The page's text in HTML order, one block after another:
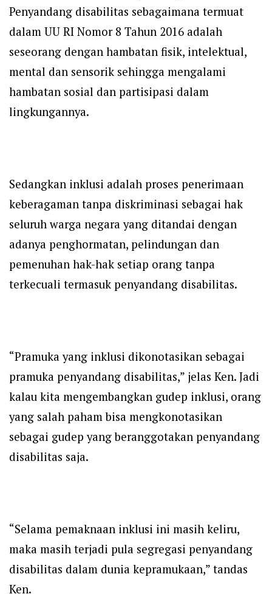
Penyandang disabilitas sebagaimana termuat
dalam UU RI Nomor 8 Tahun 2016 adalah
seseorang dengan hambatan fisik, intelektual,
mental dan sensorik sehingga mengalami
hambatan sosial dan partisipasi dalam
lingkungannya.
Sedangkan inklusi adalah proses penerimaan
keberagaman tanpa diskriminasi sebagai hak
seluruh warga negara yang ditandai dengan
adanya penghormatan, pelindungan dan
pemenuhan hak-hak setiap orang tanpa
terkecuali termasuk penyandang disabilitas.
“Pramuka yang inklusi dikonotasikan sebagai
pramuka penyandang disabilitas,” jelas Ken. Jadi
kalau kita mengembangkan gudep inklusi, orang
yang salah paham bisa mengkonotasikan
sebagai gudep yang beranggotakan penyandang
disabilitas saja.
“Selama pemaknaan inklusi ini masih keliru,
maka masih terjadi pula segregasi penyandang
disabilitas dalam dunia kepramukaan,” tandas
Ken.